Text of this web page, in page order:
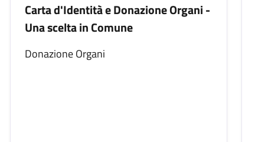
Carta d'Identità e Donazione Organi -
Una scelta in Comune
Donazione Organi